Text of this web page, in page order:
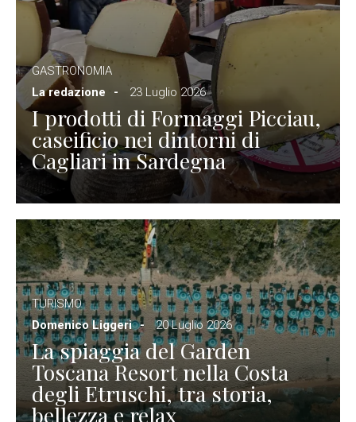
GASTRONOMIA
La redazione
23 Luglio 2026
I prodotti di Formaggi Picciau,
caseificio nei dintorni di
Cagliari in Sardegna
TURISMO
Domenico Liggeri
20 Luglio 2026
La spiaggia del Garden
Toscana Resort nella Costa
degli Etruschi, tra storia,
bellezza e relax